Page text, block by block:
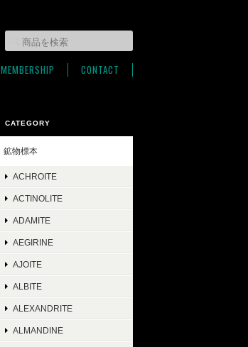
MEMBERSHIP CONTACT
CATEGORY
鉱物標本
ACHROITE
ACTINOLITE
ADAMITE
AEGIRINE
AJOITE
ALBITE
ALEXANDRITE
ALMANDINE